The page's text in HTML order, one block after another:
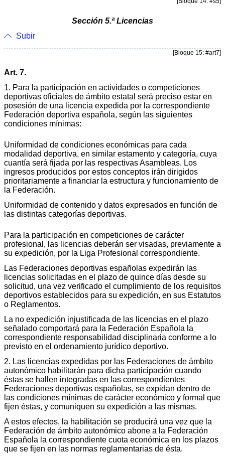
Sección 5.ª Licencias
Subir
[Bloque 15: #art7]
Art. 7.
1. Para la participación en actividades o competiciones
deportivas oficiales de ámbito estatal será preciso estar en
posesión de una licencia expedida por la correspondiente
Federación deportiva española, según las siguientes
condiciones mínimas:
Uniformidad de condiciones económicas para cada
modalidad deportiva, en similar estamento y categoría, cuya
cuantía será fijada por las respectivas Asambleas. Los
ingresos producidos por estos conceptos irán dirigidos
prioritariamente a financiar la estructura y funcionamiento de
la Federación.
Uniformidad de contenido y datos expresados en función de
las distintas categorías deportivas.
Para la participación en competiciones de carácter
profesional, las licencias deberán ser visadas, previamente a
su expedición, por la Liga Profesional correspondiente.
Las Federaciones deportivas españolas expedirán las
licencias solicitadas en el plazo de quince días desde su
solicitud, una vez verificado el cumplimiento de los requisitos
deportivos establecidos para su expedición, en sus Estatutos
o Reglamentos.
La no expedición injustificada de las licencias en el plazo
señalado comportará para la Federación Española la
correspondiente responsabilidad disciplinaria conforme a lo
previsto en el ordenamiento jurídico deportivo.
2. Las licencias expedidas por las Federaciones de ámbito
autonómico habilitarán para dicha participación cuando
éstas se hallen integradas en las correspondientes
Federaciones deportivas españolas, se expidan dentro de
las condiciones mínimas de carácter económico y formal que
fijen éstas, y comuniquen su expedición a las mismas.
A estos efectos, la habilitación se producirá una vez que la
Federación de ámbito autonómico abone a la Federación
Española la correspondiente cuota económica en los plazos
que se fijen en las normas reglamentarias de ésta.